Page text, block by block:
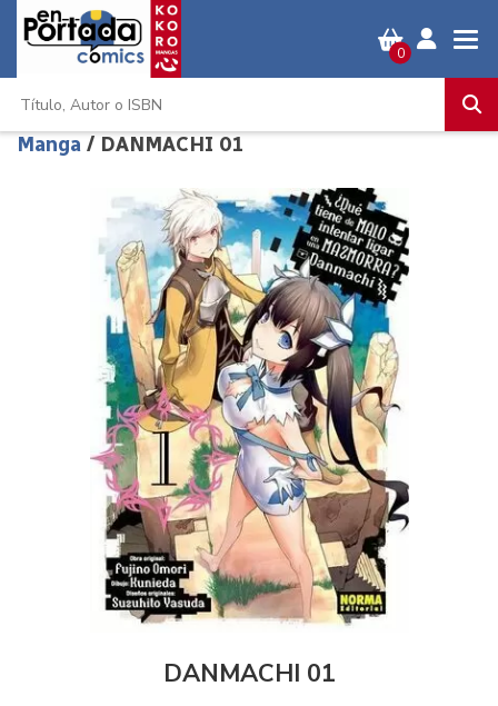
0
Manga / DANMACHI 01
DANMACHI 01